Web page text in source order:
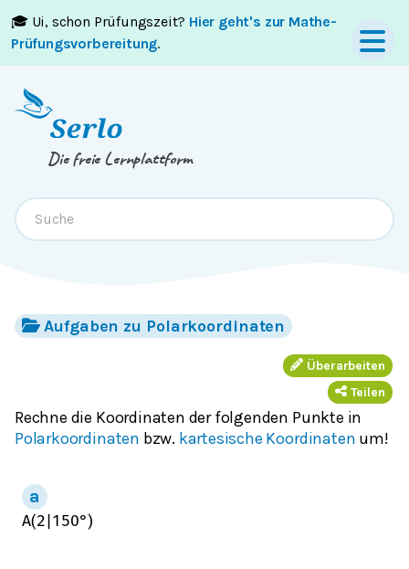
🎓 Ui, schon Prüfungszeit? Hier geht's zur Mathe-
Prüfungsvorbereitung.
Springe zumInhaltoderFooter
Die freie Lernplattform
Aufgaben zu Polarkoordinaten
Überarbeiten
Teilen
Rechne die Koordinaten der folgenden Punkte in
Polarkoordinaten bzw. kartesische Koordinaten um!
A(2 150° )